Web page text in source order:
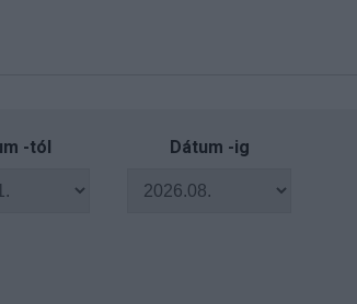
-tól Dátum -ig